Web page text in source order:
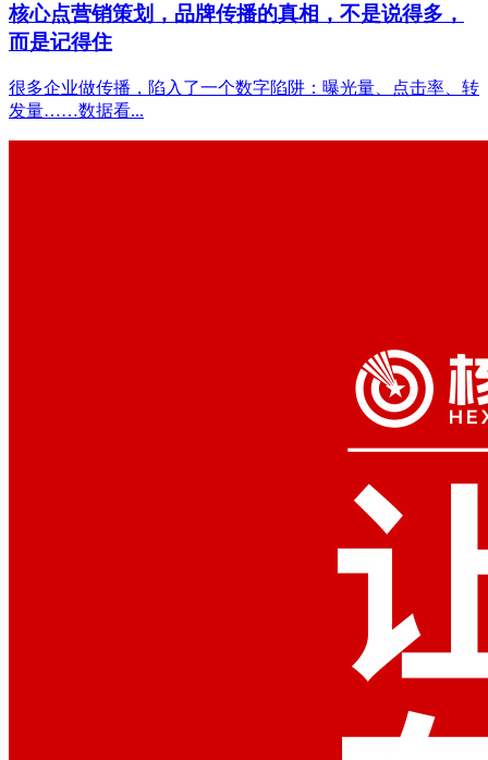
核心点营销策划，品牌传播的真相，不是说得多，
而是记得住
很多企业做传播，陷入了一个数字陷阱：曝光量、点击率、转
发量……数据看...